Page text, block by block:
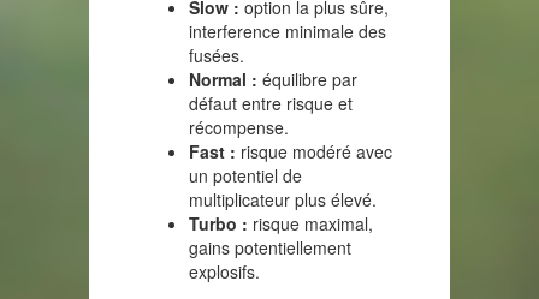
Slow : option la plus sûre,
interference minimale des
fusées.
Normal : équilibre par
défaut entre risque et
récompense.
Fast : risque modéré avec
un potentiel de
multiplicateur plus élevé.
Turbo : risque maximal,
gains potentiellement
explosifs.